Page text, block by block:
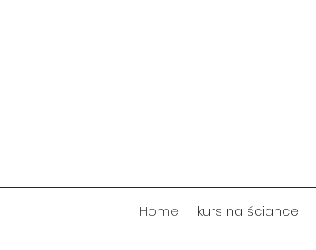
Home kurs na ściance